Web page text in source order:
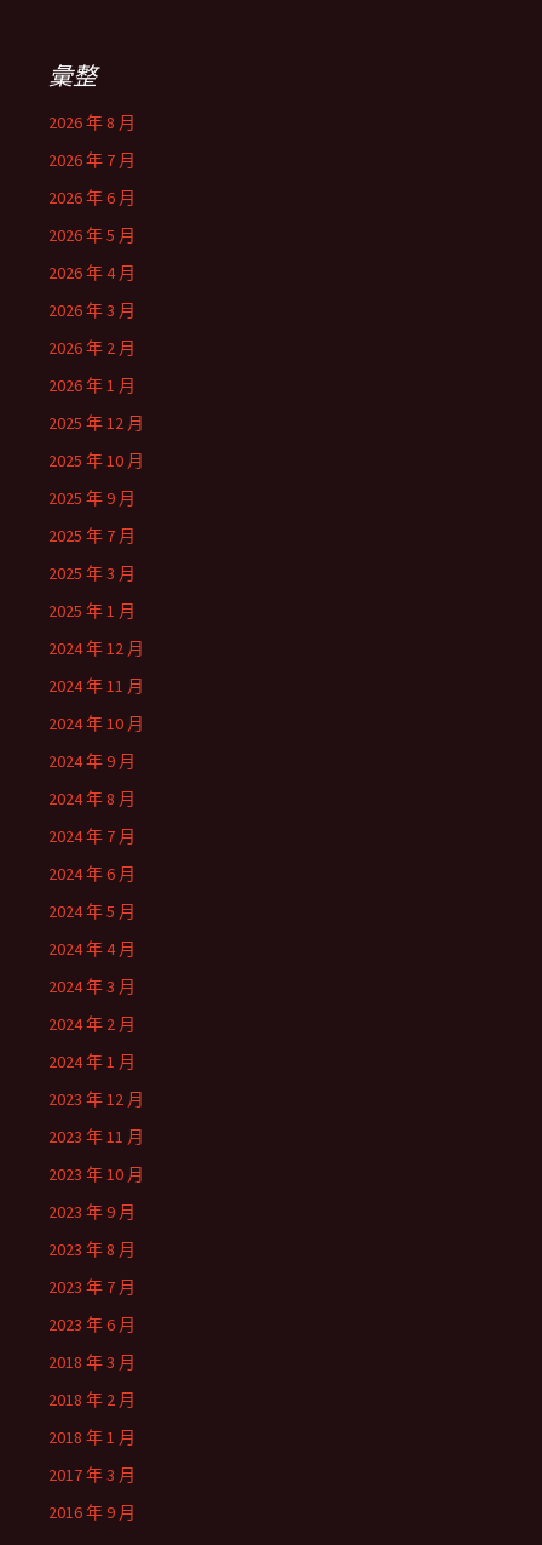
彙整
2026 年 8 月
2026 年 7 月
2026 年 6 月
2026 年 5 月
2026 年 4 月
2026 年 3 月
2026 年 2 月
2026 年 1 月
2025 年 12 月
2025 年 10 月
2025 年 9 月
2025 年 7 月
2025 年 3 月
2025 年 1 月
2024 年 12 月
2024 年 11 月
2024 年 10 月
2024 年 9 月
2024 年 8 月
2024 年 7 月
2024 年 6 月
2024 年 5 月
2024 年 4 月
2024 年 3 月
2024 年 2 月
2024 年 1 月
2023 年 12 月
2023 年 11 月
2023 年 10 月
2023 年 9 月
2023 年 8 月
2023 年 7 月
2023 年 6 月
2018 年 3 月
2018 年 2 月
2018 年 1 月
2017 年 3 月
2016 年 9 月